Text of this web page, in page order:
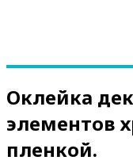
Оклейка
элементов
пленкой.